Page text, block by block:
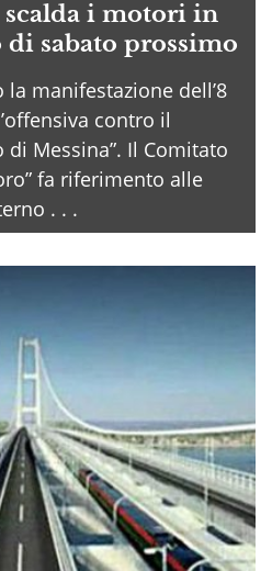
i motori in
sabato prossimo
manifestazione dell’8
contro il
di Messina”. Il Comitato
fa riferimento alle
. . .